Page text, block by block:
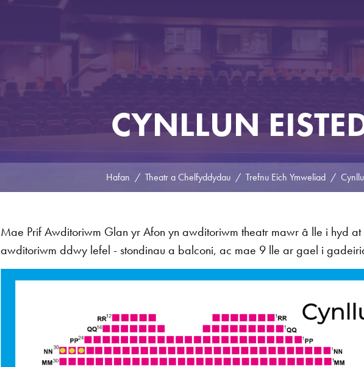
CYNLLUN
Hafan Theatr a Chelfyddydau Trefnu Eich Ymweliad
Mae Prif Awditoriwm Glan yr Afon yn awditoriwm theatr mawr â lle i hyd
awditoriwm ddwy lefel - stondinau a balconi, ac mae 9 lle ar gael i